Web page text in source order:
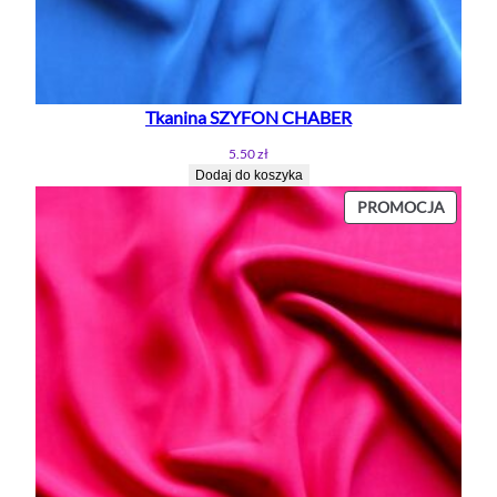
Tkanina SZYFON CHABER
5.50zł
Dodaj do koszyka
PROMOCJA
W